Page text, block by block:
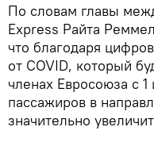
По словам главы
Express Райта
что благодаря
от COVID, который
членах Евросоюза с
пассажиров в
значительно